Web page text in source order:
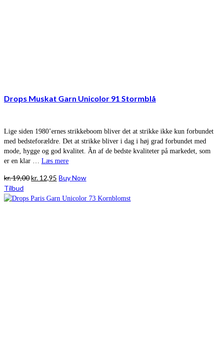
Drops Muskat Garn Unicolor 91 Stormblå
Lige siden 1980’ernes strikkeboom bliver det at strikke ikke kun forbundet
med bedsteforældre. Det at strikke bliver i dag i høj grad forbundet med
mode, hygge og god kvalitet. Ãn af de bedste kvaliteter på markedet, som
er en klar … Læs mere
kr.19,00Den
pris
kr. 12,95 Den
pris
Buy Now
Tilbud